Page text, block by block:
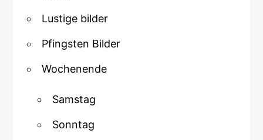
Lustige bilder
Pfingsten Bilder
Wochenende
Samstag
Sonntag